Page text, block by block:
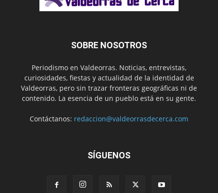
SOBRE NOSOTROS
Periodismo en Valdeorras. Noticias, entrevistas,
curiosidades, fiestas y actualidad de la identidad de
Valdeorras, pero sin trazar fronteras geográficas ni de
contenido. La esencia de un pueblo está en su gente.
Contáctanos: redaccion@valdeorrasdecerca.com
SÍGUENOS